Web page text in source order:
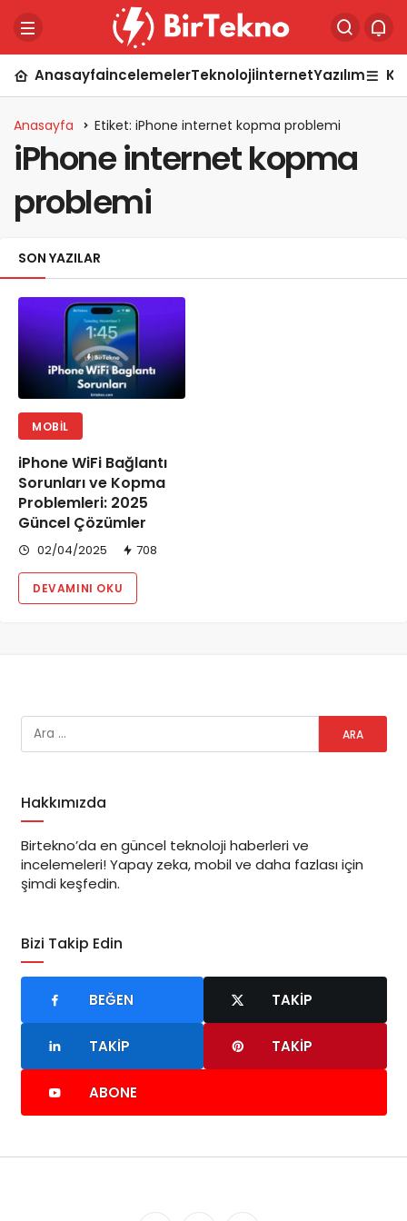
AnasayfaİncelemelerTeknolojiİnternetYazılım
Anasayfa Etiket: iPhone internet kopma problemi
iPhone internet kopma
problemi
SON YAZILAR
MOBIL
iPhone WiFi Bağlantı
Sorunları ve Kopma
Problemleri: 2025
Güncel Çözümler
02/04/2025 708
DEVAMINI OKU
Hakkımızda
Birtekno’da en güncel teknoloji haberleri ve
incelemeleri! Yapay zeka, mobil ve daha fazlası için
şimdi keşfedin.
Bizi Takip Edin
BEĞEN TAKIP
TAKIP TAKIP
ABONE